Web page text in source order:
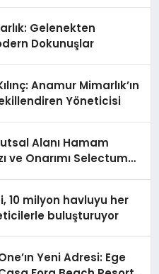
Gelenekten
Dokunuşlar
Anamur Mimarlık’ın
Yöneticisi
Alanı Hamam
ve Onarımı Selectum
10 milyon havluyu her
buluşturuyor
Yeni Adresi: Ege